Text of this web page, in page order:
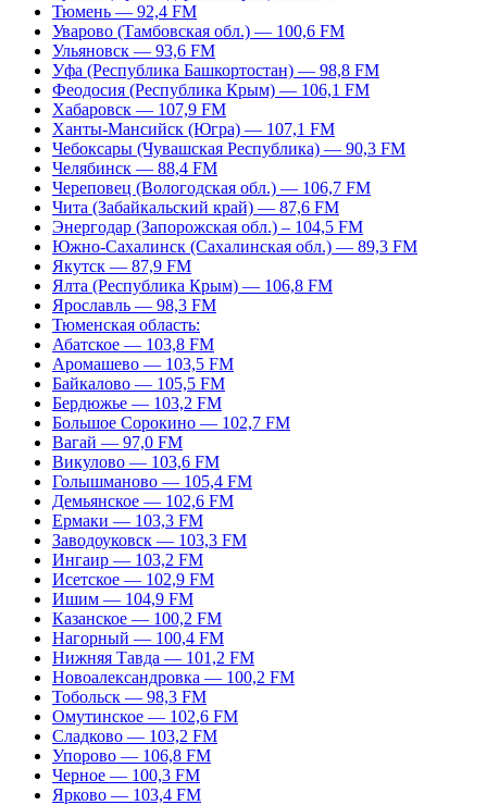
Тюмень — 92,4 FM
Уварово (Тамбовская обл.) — 100,6 FM
Ульяновск — 93,6 FM
Уфа (Республика Башкортостан) — 98,8 FM
Феодосия (Республика Крым) — 106,1 FM
Хабаровск — 107,9 FM
Ханты-Мансийск (Югра) — 107,1 FM
Чебоксары (Чувашская Республика) — 90,3 FM
Челябинск — 88,4 FM
Череповец (Вологодская обл.) — 106,7 FM
Чита (Забайкальский край) — 87,6 FM
Энергодар (Запорожская обл.) – 104,5 FM
Южно-Сахалинск (Сахалинская обл.) — 89,3 FM
Якутск — 87,9 FM
Ялта (Республика Крым) — 106,8 FM
Ярославль — 98,3 FM
Тюменская область:
Абатское — 103,8 FM
Аромашево — 103,5 FM
Байкалово — 105,5 FM
Бердюжье — 103,2 FM
Большое Сорокино — 102,7 FM
Вагай — 97,0 FM
Викулово — 103,6 FM
Голышманово — 105,4 FM
Демьянское — 102,6 FM
Ермаки — 103,3 FM
Заводоуковск — 103,3 FM
Ингаир — 103,2 FM
Исетское — 102,9 FM
Ишим — 104,9 FM
Казанское — 100,2 FM
Нагорный — 100,4 FM
Нижняя Тавда — 101,2 FM
Новоалександровка — 100,2 FM
Тобольск — 98,3 FM
Омутинское — 102,6 FM
Сладково — 103,2 FM
Упорово — 106,8 FM
Черное — 100,3 FM
Ярково — 103,4 FM